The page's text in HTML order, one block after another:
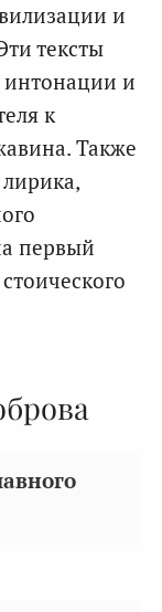
и
тексты
интонации и
к
Также
первый